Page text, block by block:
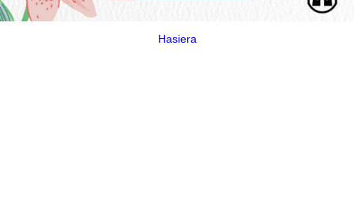
Hasiera